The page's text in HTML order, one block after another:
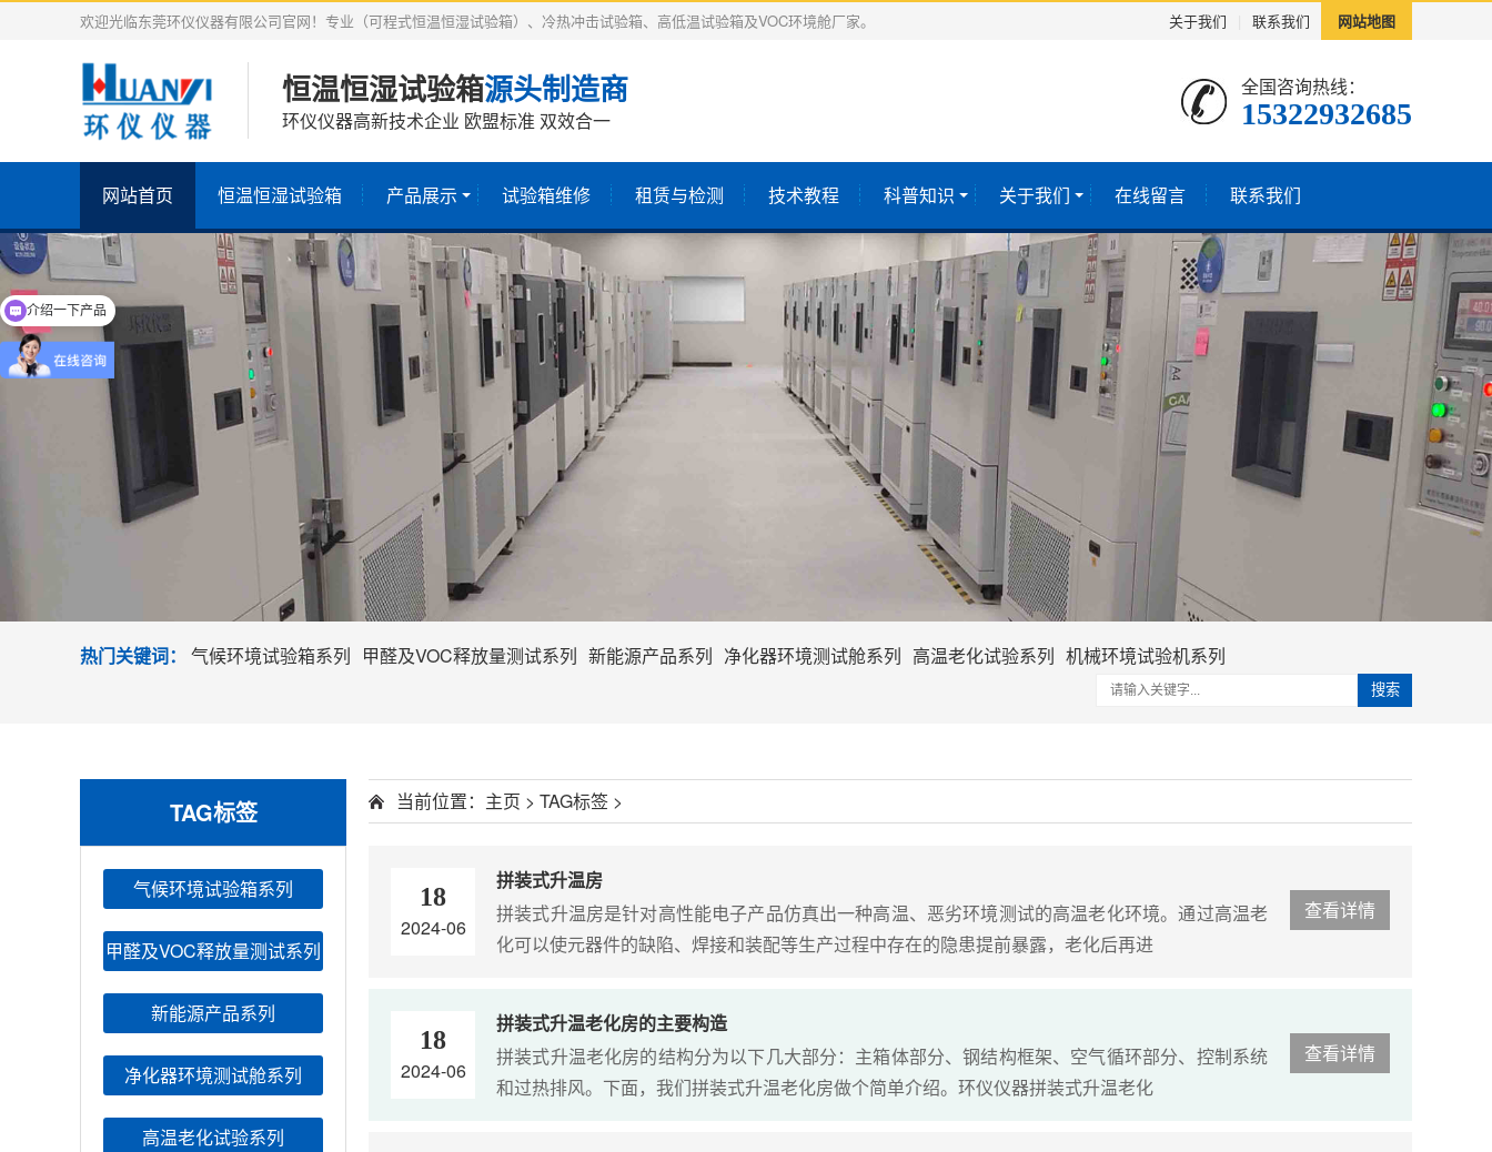
关于我们 联系我们 网站地图
欢迎光临东莞环仪仪器有限公司官网！专业（可程式恒温恒湿试验箱）、冷热冲击试验箱、高低温试验箱及VOC环境舱厂家。
恒温恒湿试验箱源头制造商
环仪仪器高新技术企业 欧盟标准 双效合一
全国咨询热线：
15322932685
网站首页 恒温恒湿试验箱 产品展示 试验箱维修 租赁与检测 技术教程 科普知识 关于我们 在线留言 联系我们
热门关键词： 气候环境试验箱系列 甲醛及VOC释放量测试系列 新能源产品系列 净化器环境测试舱系列 高温老化试验系列 机械环境试验机系列
搜索
TAG标签
气候环境试验箱系列
甲醛及VOC释放量测试系列
新能源产品系列
净化器环境测试舱系列
高温老化试验系列
当前位置： 主页 > TAG标签 >
查看详情
18
2024-06
拼装式升温房
拼装式升温房是针对高性能电子产品仿真出一种高温、恶劣环境测试的高温老化环境。通过高温老
化可以使元器件的缺陷、焊接和装配等生产过程中存在的隐患提前暴露，老化后再进
查看详情
18
2024-06
拼装式升温老化房的主要构造
拼装式升温老化房的结构分为以下几大部分：主箱体部分、钢结构框架、空气循环部分、控制系统
和过热排风。下面，我们拼装式升温老化房做个简单介绍。环仪仪器拼装式升温老化
介绍一下产品